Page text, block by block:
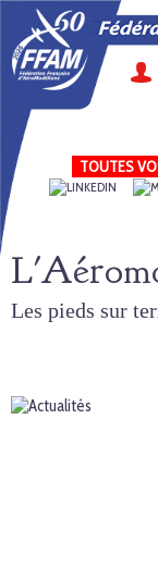
TOUTES
Les pieds sur